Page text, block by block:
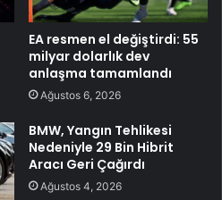
EA resmen el değiştirdi: 55
milyar dolarlık dev
anlaşma tamamlandı
Ağustos 6, 2026
BMW, Yangın Tehlikesi
Nedeniyle 29 Bin Hibrit
Aracı Geri Çağırdı
Ağustos 4, 2026